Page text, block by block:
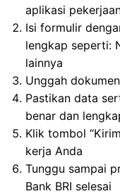
aplikasi
Isi formulir
lengkap seperti:
lainnya
Unggah
Pastikan data
benar dan
Klik tombol
kerja Anda
Tunggu sampai
Bank BRI selesai